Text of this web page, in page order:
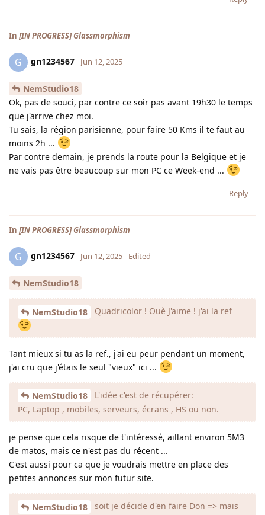
In [IN PROGRESS] Glassmorphism
G gn1234567 Jun 12, 2025
NemStudio18
Ok, pas de souci, par contre ce soir pas avant 19h30 le temps
que j'arrive chez moi.
Tu sais, la région parisienne, pour faire 50 Kms il te faut au
moins 2h ...
Par contre demain, je prends la route pour la Belgique et je
ne vais pas être beaucoup sur mon PC ce Week-end ...
Reply
In [IN PROGRESS] Glassmorphism
G gn1234567 Jun 12, 2025 Edited
NemStudio18
NemStudio18 Quadricolor ! Ouè J'aime ! j'ai la ref
Tant mieux si tu as la ref., j'ai eu peur pendant un moment,
j'ai cru que j'étais le seul "vieux" ici ...
NemStudio18
L'idée c'est de récupérer:
PC, Laptop , mobiles, serveurs, écrans , HS ou non.
je pense que cela risque de t'intéressé, aillant environ 5M3
de matos, mais ce n'est pas du récent ...
C'est aussi pour ca que je voudrais mettre en place des
petites annonces sur mon futur site.
NemStudio18
soit je décide d'en faire Don => mais